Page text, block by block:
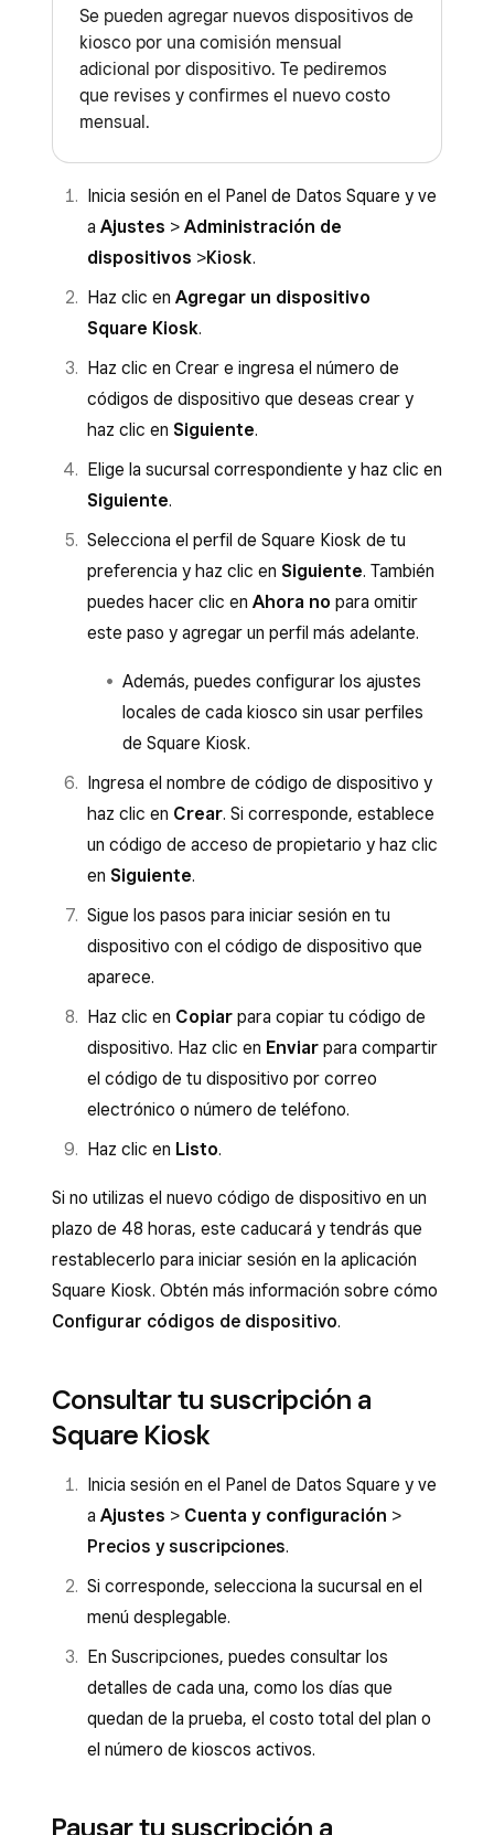
Se pueden agregar nuevos dispositivos de
kiosco por una comisión mensual
adicional por dispositivo. Te pediremos
que revises y confirmes el nuevo costo
mensual.
Inicia sesión en el Panel de Datos Square y ve
a Ajustes > Administración de
dispositivos >Kiosk.
Haz clic en Agregar un dispositivo
Square Kiosk.
Haz clic en Crear e ingresa el número de
códigos de dispositivo que deseas crear y
haz clic en Siguiente.
Elige la sucursal correspondiente y haz clic en
Siguiente.
Selecciona el perfil de Square Kiosk de tu
preferencia y haz clic en Siguiente. También
puedes hacer clic en Ahora no para omitir
este paso y agregar un perfil más adelante.
Además, puedes configurar los ajustes
locales de cada kiosco sin usar perfiles
de Square Kiosk.
Ingresa el nombre de código de dispositivo y
haz clic en Crear. Si corresponde, establece
un código de acceso de propietario y haz clic
en Siguiente.
Sigue los pasos para iniciar sesión en tu
dispositivo con el código de dispositivo que
aparece.
Haz clic en Copiar para copiar tu código de
dispositivo. Haz clic en Enviar para compartir
el código de tu dispositivo por correo
electrónico o número de teléfono.
Haz clic en Listo.
Si no utilizas el nuevo código de dispositivo en un
plazo de 48 horas, este caducará y tendrás que
restablecerlo para iniciar sesión en la aplicación
Square Kiosk. Obtén más información sobre cómo
Configurar códigos de dispositivo.
Consultar tu suscripción a
Square Kiosk
Inicia sesión en el Panel de Datos Square y ve
a Ajustes > Cuenta y configuración >
Precios y suscripciones.
Si corresponde, selecciona la sucursal en el
menú desplegable.
En Suscripciones, puedes consultar los
detalles de cada una, como los días que
quedan de la prueba, el costo total del plan o
el número de kioscos activos.
Pausar tu suscripción a